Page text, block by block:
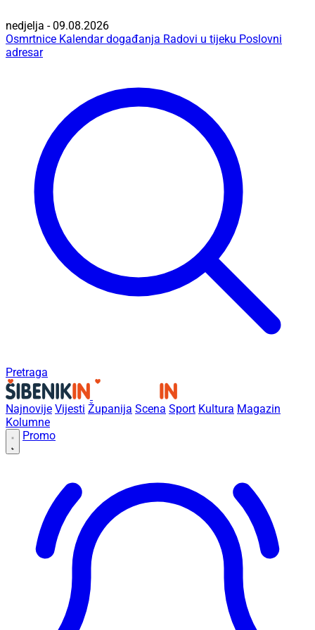
nedjelja - 09.08.2026
Osmrtnice Kalendar događanja Radovi u tijeku Poslovni
adresar
Pretraga
Najnovije Vijesti Županija Scena Sport Kultura Magazin
Kolumne
Promo